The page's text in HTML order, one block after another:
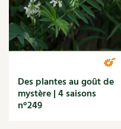
Conseils vidéo des4 saisons
Secrets d’abonné
Tous au jardin ! avec Pascal
La vie secrète du jardin
Des plantes au goût de
mystère | 4 saisons
n°249